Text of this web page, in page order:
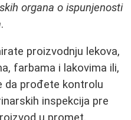
organa o ispunjenosti
.
proizvodnju lekova,
farbama i lakovima ili,
da prođete kontrolu
inspekcija pre